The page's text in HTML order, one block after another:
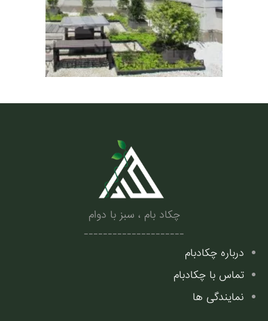
چکاد بام ، سبز با دوام
---------------------
درباره چکادبام
تماس با چکادبام
نمایندگی ها